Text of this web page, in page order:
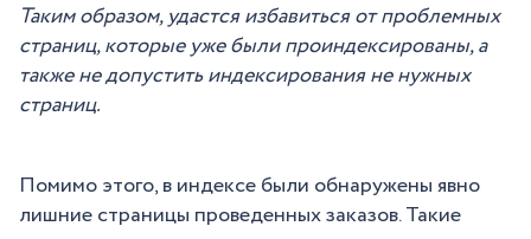
Таким образом, удастся избавиться от проблемных
страниц, которые уже были проиндексированы, а
также не допустить индексирования не нужных
страниц.
Помимо этого, в индексе были обнаружены явно
лишние страницы проведенных заказов. Такие